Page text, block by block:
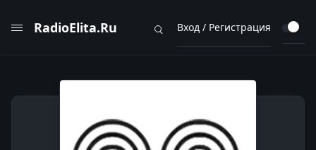
RadioElita.Ru Вход / Регистрация